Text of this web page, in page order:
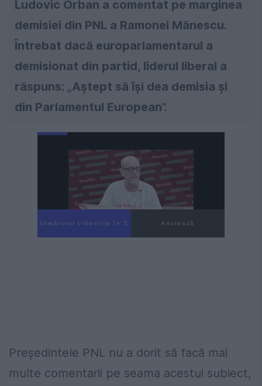
Ludovic Orban a comentat pe marginea
demisiei din PNL a Ramonei Mănescu.
Întrebat dacă europarlamentarul a
demisionat din partid, liderul liberal a
răspuns: „Aştept să îşi dea demisia şi
din Parlamentul European”.
Următorul videoclip în 4 Anulează
Președintele PNL nu a dorit să facă mai
multe comentarii pe seama acestui subiect,